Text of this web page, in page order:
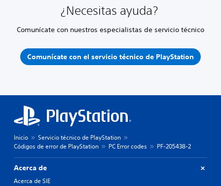
¿Necesitas ayuda?
Comunícate con nuestros especialistas de servicio técnico
Comunícate con el servicio técnico de PlayStation
Inicio
Servicio técnico de PlayStation
Códigos de error de PlayStation
PC Error codes PF-205438-2
Acerca de
Acerca de SIE